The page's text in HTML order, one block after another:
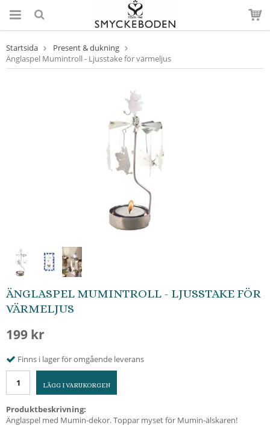
Startsida
Present & dukning
Änglaspel Mumintroll - Ljusstake för värmeljus
ÄNGLASPEL MUMINTROLL - LJUSSTAKE FÖR
VÄRMELJUS
199 kr
Finns i lager för omgående leverans
LÄGG I VARUKORGEN
Produktbeskrivning:
Änglaspel med Mumin-dekor. Toppar myset för Mumin-älskaren!